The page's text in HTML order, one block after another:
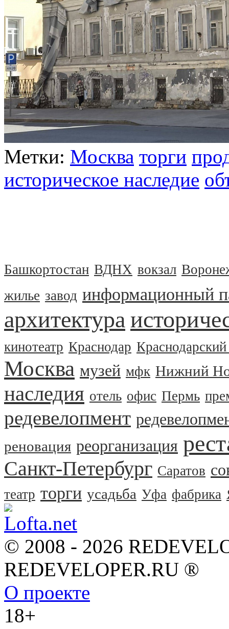
Метки: Москва торги
историческое наследие
Башкортостан ВДНХ вокзал
жилье завод информационный
архитектура
кинотеатр Краснодар
Москва музей мфк Нижний
наследия отель офис Пермь
редевелопмент
реновация реорганизация
Санкт-Петербург Саратов
театр торги усадьба Уфа фабрика
© 2008 - 2026
REDEVELOPER.RU ®
О проекте
18+